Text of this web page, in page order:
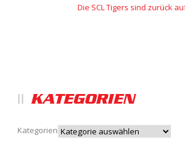
Die SCL Tigers sind zurück
KATEGORIEN
Kategorien